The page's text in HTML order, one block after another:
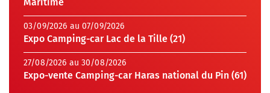
Maritime
03/09/2026 au 07/09/2026
Expo Camping-car Lac de la Tille (21)
27/08/2026 au 30/08/2026
Expo-vente Camping-car Haras national du Pin (61)